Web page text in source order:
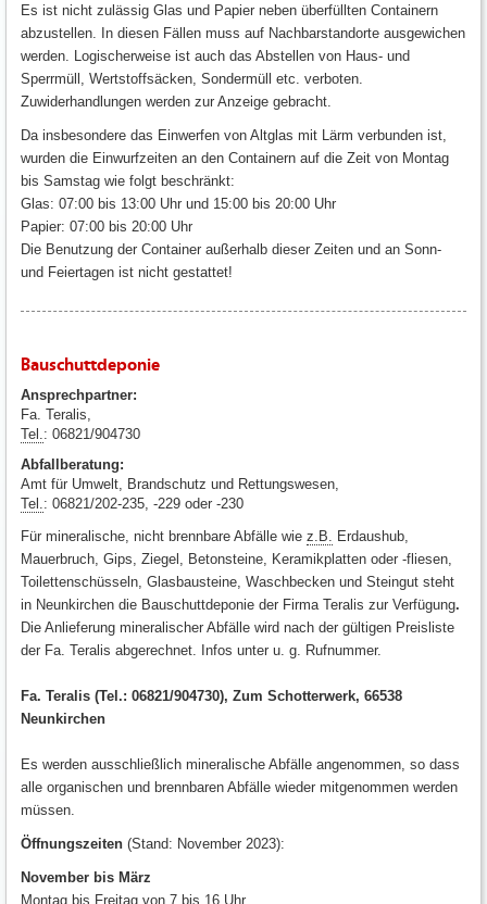
Es ist nicht zulässig Glas und Papier neben überfüllten Containern
abzustellen. In diesen Fällen muss auf Nachbarstandorte ausgewichen
werden. Logischerweise ist auch das Abstellen von Haus- und
Sperrmüll, Wertstoffsäcken, Sondermüll etc. verboten.
Zuwiderhandlungen werden zur Anzeige gebracht.
Da insbesondere das Einwerfen von Altglas mit Lärm verbunden ist,
wurden die Einwurfzeiten an den Containern auf die Zeit von Montag
bis Samstag wie folgt beschränkt:
Glas: 07:00 bis 13:00 Uhr und 15:00 bis 20:00 Uhr
Papier: 07:00 bis 20:00 Uhr
Die Benutzung der Container außerhalb dieser Zeiten und an Sonn-
und Feiertagen ist nicht gestattet!
Bauschuttdeponie
Ansprechpartner:
Fa. Teralis,
Tel. : 06821/904730
Abfallberatung:
Amt für Umwelt, Brandschutz und Rettungswesen,
Tel. : 06821/202-235, -229 oder -230
Für mineralische, nicht brennbare Abfälle wie z.B.
Erdaushub,
Mauerbruch, Gips, Ziegel, Betonsteine, Keramikplatten oder -fliesen,
Toilettenschüsseln, Glasbausteine, Waschbecken und Steingut steht
in Neunkirchen die Bauschuttdeponie der Firma Teralis zur Verfügung.
Die Anlieferung mineralischer Abfälle wird nach der gültigen Preisliste
der Fa. Teralis abgerechnet. Infos unter u. g. Rufnummer.
Fa. Teralis (Tel.: 06821/904730), Zum Schotterwerk, 66538
Neunkirchen
Es werden ausschließlich mineralische Abfälle angenommen, so dass
alle organischen und brennbaren Abfälle wieder mitgenommen werden
müssen.
Öffnungszeiten (Stand: November 2023):
November bis März
Montag bis Freitag von 7 bis 16 Uhr